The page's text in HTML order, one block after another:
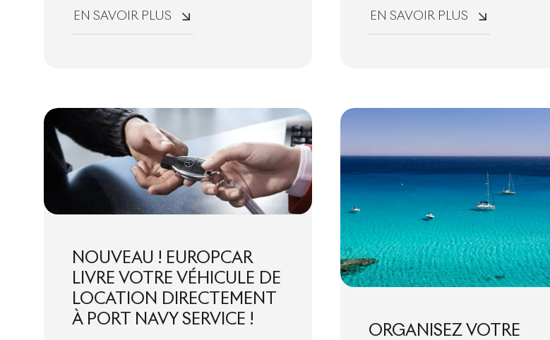
EN SAVOIR PLUS EN SAVOIR PLUS
NOUVEAU ! EUROPCAR
LIVRE VOTRE VÉHICULE DE
LOCATION DIRECTEMENT
À PORT NAVY SERVICE !
ORGANISEZ VOTRE